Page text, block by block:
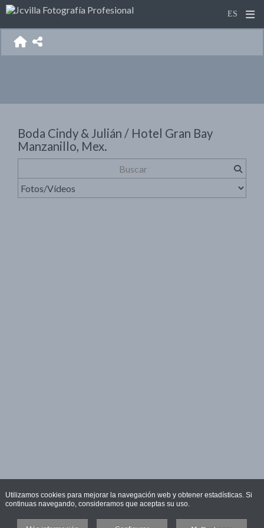
Boda Cindy & Julián / Hotel Gran Bay
Manzanillo, Mex.
Utilizamos cookies para mejorar la navegación web y obtener estadísticas. Si
continuas navegando, consideramos que aceptas su uso.